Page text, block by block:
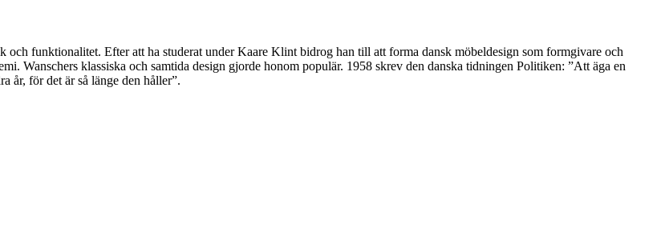
och funktionalitet. Efter att ha studerat under Kaare Klint bidrog han till att forma dansk möbeldesign som formgivare och
Wanschers klassiska och samtida design gjorde honom populär. 1958 skrev den danska tidningen Politiken: ”Att äga en
år, för det är så länge den håller”.